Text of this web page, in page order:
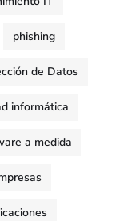
phishing
de Datos
informática
a medida